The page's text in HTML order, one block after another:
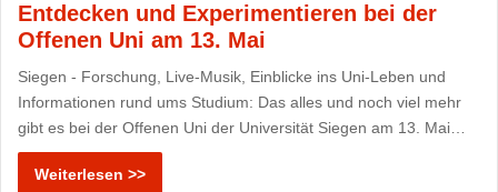
Entdecken und Experimentieren bei der
Offenen Uni am 13. Mai
Siegen - Forschung, Live-Musik, Einblicke ins Uni-Leben und
Informationen rund ums Studium: Das alles und noch viel mehr
gibt es bei der Offenen Uni der Universität Siegen am 13. Mai…
Weiterlesen >>